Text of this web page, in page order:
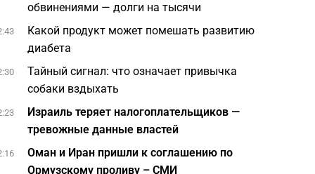
обвинениями — долги на тысячи
Какой продукт может помешать развитию
диабета
Тайный сигнал: что означает привычка
собаки вздыхать
Израиль теряет налогоплательщиков —
тревожные данные властей
Оман и Иран пришли к соглашению по
Ормузскому проливу – СМИ